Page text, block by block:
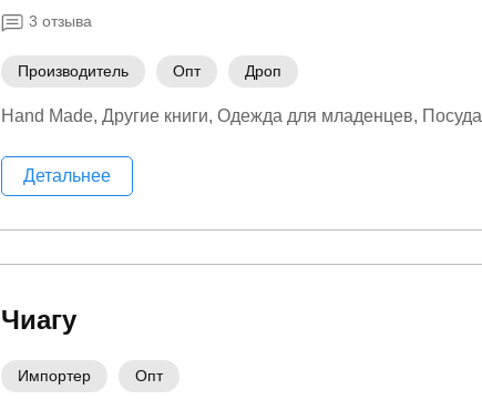
3 отзыва
Производитель Опт Дроп
Hand Made Другие книги Одежда для младенцев Посуда
Детальнее
Чиагу
Импортер Опт